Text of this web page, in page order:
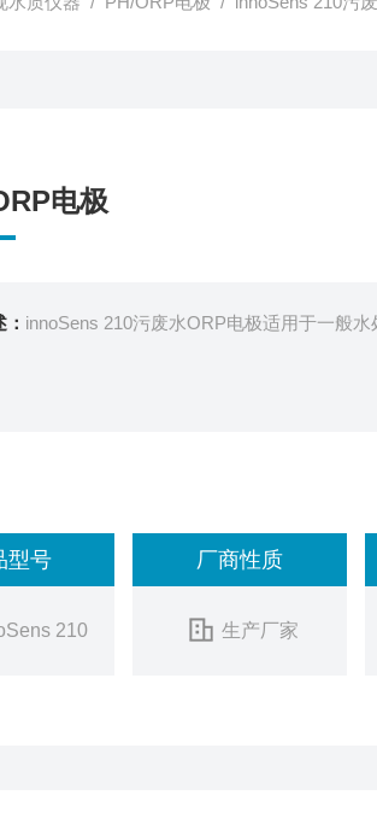
电极
innoSens 210污废水ORP电极适用于一般
型号
210
厂商性质
生产厂家